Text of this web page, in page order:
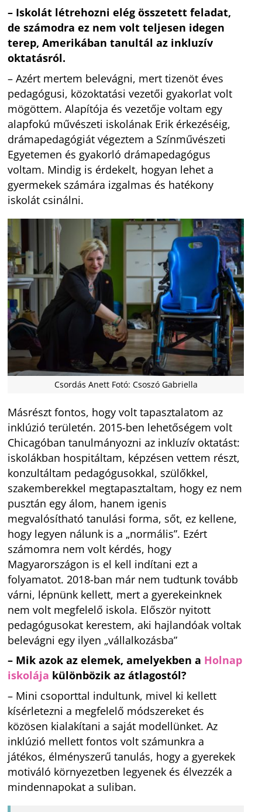
– Iskolát létrehozni elég összetett feladat,
de számodra ez nem volt teljesen idegen
terep, Amerikában tanultál az inkluzív
oktatásról.
– Azért mertem belevágni, mert tizenöt éves
pedagógusi, közoktatási vezetői gyakorlat volt
mögöttem. Alapítója és vezetője voltam egy
alapfokú művészeti iskolának Erik érkezéséig,
drámapedagógiát végeztem a Színművészeti
Egyetemen és gyakorló drámapedagógus
voltam. Mindig is érdekelt, hogyan lehet a
gyermekek számára izgalmas és hatékony
iskolát csinálni.
Csordás Anett Fotó: Csoszó Gabriella
Másrészt fontos, hogy volt tapasztalatom az
inklúzió területén. 2015-ben lehetőségem volt
Chicagóban tanulmányozni az inkluzív oktatást:
iskolákban hospitáltam, képzésen vettem részt,
konzultáltam pedagógusokkal, szülőkkel,
szakemberekkel megtapasztaltam, hogy ez nem
pusztán egy álom, hanem igenis
megvalósítható tanulási forma, sőt, ez kellene,
hogy legyen nálunk is a „normális”. Ezért
számomra nem volt kérdés, hogy
Magyarországon is el kell indítani ezt a
folyamatot. 2018-ban már nem tudtunk tovább
várni, lépnünk kellett, mert a gyerekeinknek
nem volt megfelelő iskola. Először nyitott
pedagógusokat kerestem, aki hajlandóak voltak
belevágni egy ilyen „vállalkozásba”
– Mik azok az elemek, amelyekben a Holnap
iskolája különbözik az átlagostól?
– Mini csoporttal indultunk, mivel ki kellett
kísérletezni a megfelelő módszereket és
közösen kialakítani a saját modellünket. Az
inklúzió mellett fontos volt számunkra a
játékos, élményszerű tanulás, hogy a gyerekek
motiváló környezetben legyenek és élvezzék a
mindennapokat a suliban.